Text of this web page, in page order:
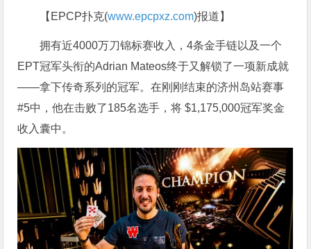
【EPCP扑克(www.epcpxz.com)报道】
拥有近4000万刀锦标赛收入，4条金手链以及一个
EPT冠军头衔的Adrian Mateos终于又解锁了一项新成就
——拿下传奇系列的冠军。在刚刚结束的济州岛站赛事
#5中，他在击败了185名选手，将 $1,175,000冠军奖金
收入囊中。